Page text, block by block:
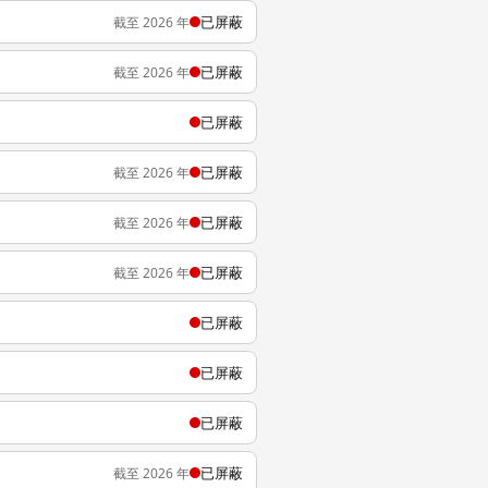
截至 2026 年 已屏蔽
截至 2026 年 已屏蔽
已屏蔽
截至 2026 年 已屏蔽
截至 2026 年 已屏蔽
截至 2026 年 已屏蔽
已屏蔽
已屏蔽
已屏蔽
截至 2026 年 已屏蔽